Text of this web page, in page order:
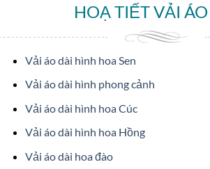
HOẠ TIẾT VẢI
Vải áo dài hình hoa Sen
Vải áo dài hình phong cảnh
Vải áo dài hình hoa Cúc
Vải áo dài hình hoa Hồng
Vải áo dài hoa đào